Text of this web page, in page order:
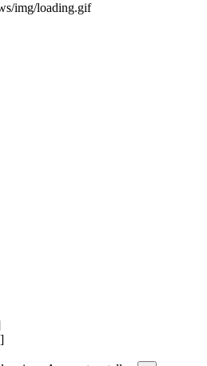
img/loading.gif